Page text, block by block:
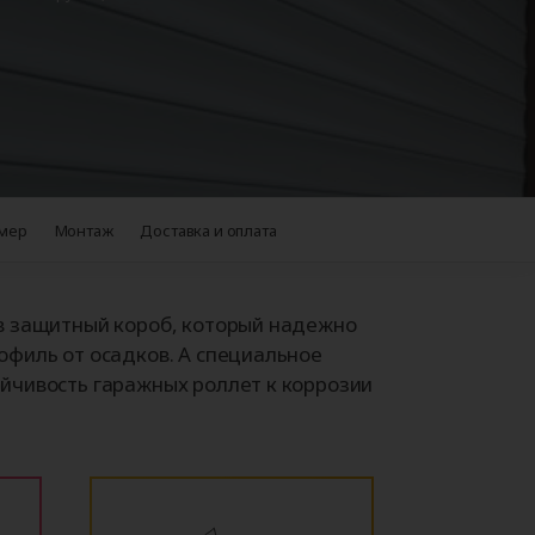
Аксессуары для
Монтаж Доставка и оплата
защитный короб, который надежно
от осадков. А специальное
гаражных роллет к коррозии